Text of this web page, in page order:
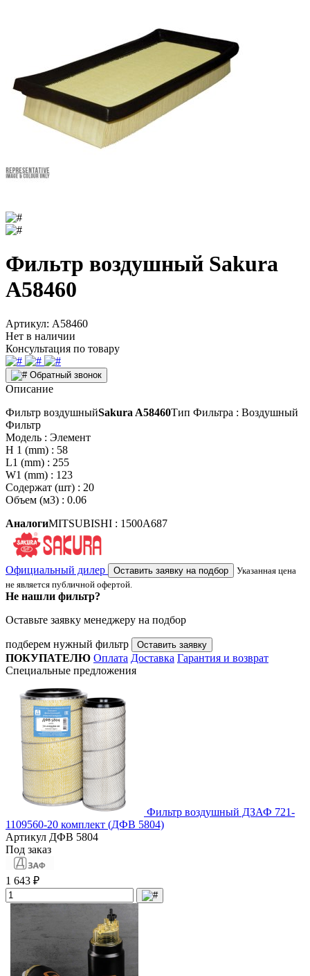
Фильтр воздушный Sakura
A58460
Артикул: A58460
Нет в наличии
Консультация по товару
Обратный звонок
Описание
Фильтр воздушныйSakura A58460Тип Фильтра : Воздушный
Фильтр
Модель : Элемент
H 1 (mm) : 58
L1 (mm) : 255
W1 (mm) : 123
Содержат (шт) : 20
Объем (м3) : 0.06
АналогиMITSUBISHI : 1500A687
Официальный дилер Оставить заявку на подбор
Указанная цена
не является публичной офертой.
Не нашли фильтр?
Оставьте заявку менеджеру на подбор
подберем нужный фильтр Оставить заявку
ПОКУПАТЕЛЮ Оплата Доставка Гарантия и возврат
Специальные предложения
Фильтр воздушный ДЗАФ 721-
1109560-20 комплект (ДФВ 5804)
Артикул ДФВ 5804
Под заказ
1 643 ₽